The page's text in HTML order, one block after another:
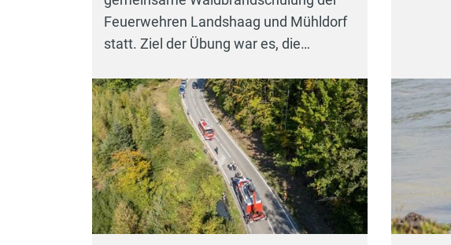
Feuerwehren Landshaag und Mühldorf
statt. Ziel der Übung war es, die…